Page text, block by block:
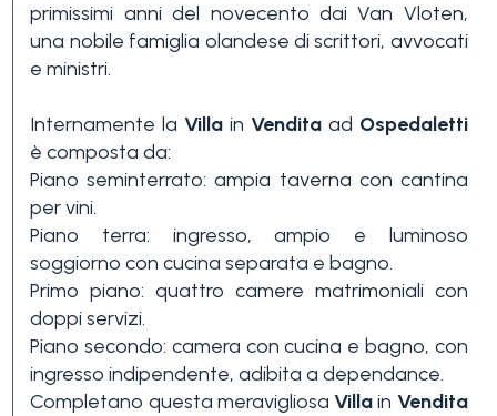
primissimi anni del novecento dai Van Vloten,
una nobile famiglia olandese di scrittori, avvocati
e ministri.
Internamente la Villa in Venditaad Ospedaletti
è composta da:
Piano seminterrato: ampia taverna con cantina
per vini.
Piano terra: ingresso, ampio e luminoso
soggiorno con cucina separata e bagno.
Primo piano: quattro camere matrimoniali con
doppi servizi.
Piano secondo: camera con cucina e bagno, con
ingresso indipendente, adibita a dependance.
Completano questa meravigliosa Villain Vendita
Camere
minime
Qualsiasi
1
3+